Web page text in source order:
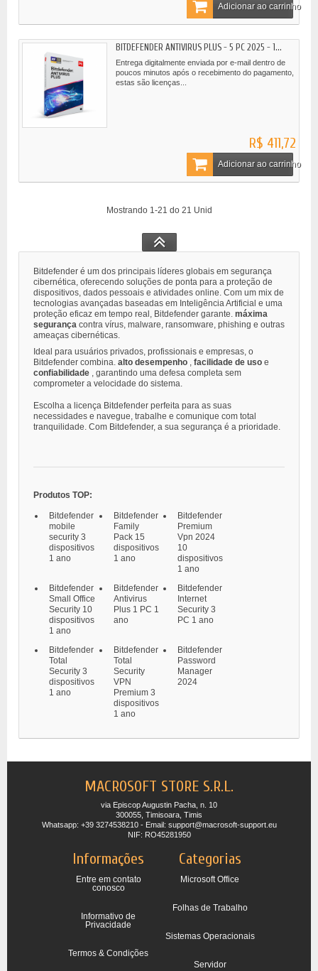
Adicionar ao carrinho
BITDEFENDER ANTIVIRUS PLUS - 5 PC 2025 - 1...
Entrega digitalmente enviada por e-mail dentro de
poucos minutos após o recebimento do pagamento,
estas são licenças...
R$ 411,72
Adicionar ao carrinho
Mostrando 1-21 do 21 Unid
Bitdefender é um dos principais líderes globais em segurança
cibernética, oferecendo soluções de ponta para a proteção de
dispositivos, dados pessoais e atividades online. Com um mix de
tecnologias avançadas baseadas em Inteligência Artificial e uma
proteção eficaz em tempo real, Bitdefender garante. máxima
segurança contra vírus, malware, ransomware, phishing e outras
ameaças cibernéticas.
Ideal para usuários privados, profissionais e empresas, o
Bitdefender combina. alto desempenho , facilidade de uso e
confiabilidade , garantindo uma defesa completa sem
comprometer a velocidade do sistema.
Escolha a licença Bitdefender perfeita para as suas
necessidades e navegue, trabalhe e comunique com total
tranquilidade. Com Bitdefender, a sua segurança é a prioridade.
Produtos TOP:
Bitdefender
mobile
security 3
dispositivos
1 ano
Bitdefender
Family
Pack 15
dispositivos
1 ano
Bitdefender
Premium
Vpn 2024
10
dispositivos
1 ano
Bitdefender
Small Office
Security 10
dispositivos
1 ano
Bitdefender
Antivirus
Plus 1 PC 1
ano
Bitdefender
Internet
Security 3
PC 1 ano
Bitdefender
Total
Security 3
dispositivos
1 ano
Bitdefender
Total
Security
VPN
Premium 3
dispositivos
1 ano
Bitdefender
Password
Manager
2024
MACROSOFT STORE S.R.L.
via Episcop Augustin Pacha, n. 10
300055, Timisoara, Timis
Whatsapp: +39 3274538210 - Email: support@macrosoft-support.eu
NIF: RO45281950
Informações
Entre em contato
conosco
Informativo de
Privacidade
Termos & Condições
Categorias
Microsoft Office
Folhas de Trabalho
Sistemas Operacionais
Servidor